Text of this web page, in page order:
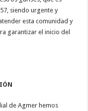
siendo urgente y
esta comunidad y
garantizar el inicio del
de Agmer hemos